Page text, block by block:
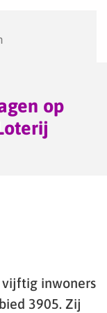
op
vijftig inwoners
3905. Zij